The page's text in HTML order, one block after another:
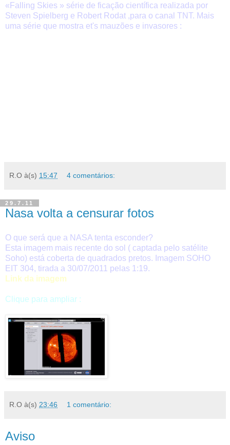
«Falling Skies » série de ficação científica realizada por
Steven Spielberg e Robert Rodat ,para o canal TNT. Mais
uma série que mostra et's mauzões e invasores :
R.O à(s) 15:47 4 comentários:
29.7.11
Nasa volta a censurar fotos
O que será que a NASA tenta esconder?
Esta imagem mais recente do sol ( captada pelo satélite
Soho) está coberta de quadrados pretos. Imagem SOHO
EIT 304, tirada a 30/07/2011 pelas 1:19.
Link da imagem
Clique para ampliar :
R.O à(s) 23:46 1 comentário:
Aviso